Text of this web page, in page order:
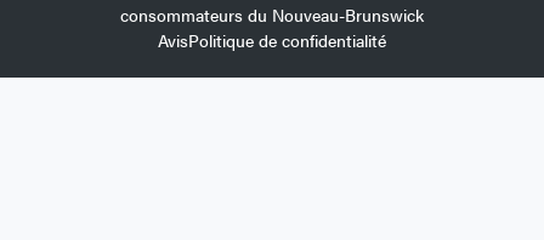
consommateurs du Nouveau-Brunswick
AvisPolitique de confidentialité